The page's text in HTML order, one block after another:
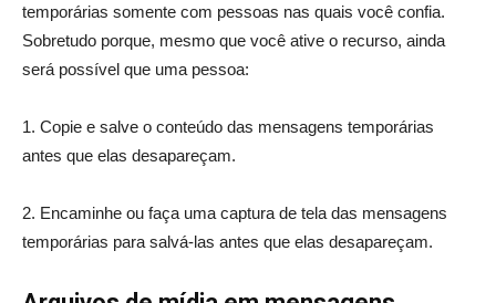
temporárias somente com pessoas nas quais você confia.
Sobretudo porque, mesmo que você ative o recurso, ainda
será possível que uma pessoa:
1. Copie e salve o conteúdo das mensagens temporárias
antes que elas desapareçam.
2. Encaminhe ou faça uma captura de tela das mensagens
temporárias para salvá-las antes que elas desapareçam.